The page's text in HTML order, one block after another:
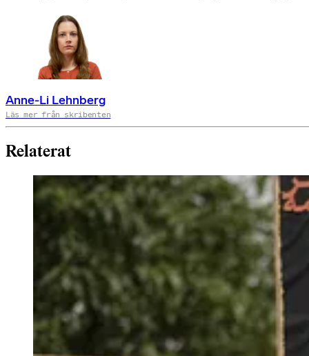
Anne-Li Lehnberg
Läs mer från skribenten
Relaterat